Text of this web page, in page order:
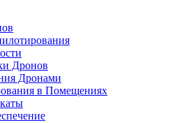
Дронов
Дронами
в Помещениях